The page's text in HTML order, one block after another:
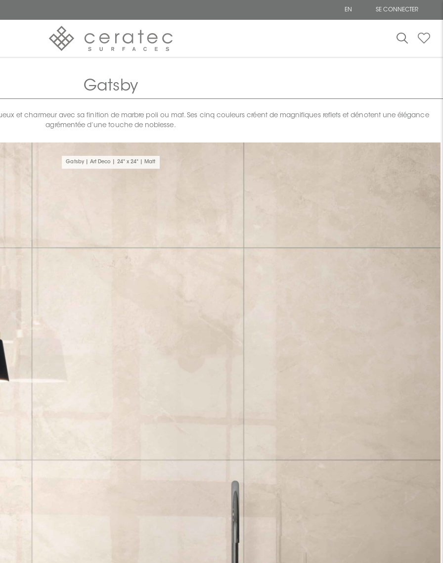
EN SE CONNECTER
Gatsby
et charmeur avec sa finition de marbre poli ou mat. Ses cinq couleurs créent de magnifiques reflets et dénotent une élégance
agrémentée d’une touche de noblesse.
Gatsby | Art Deco | 24" x 24" | Matt